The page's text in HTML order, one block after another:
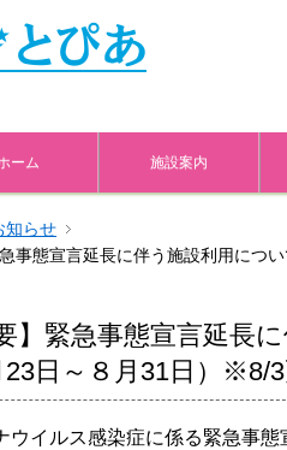
ーム 施設案内
知らせ
急事態宣言延長に伴う施設利用に
】緊急事態宣言延長
23日～８月31日）※8/
ウイルス感染症に係る緊急事